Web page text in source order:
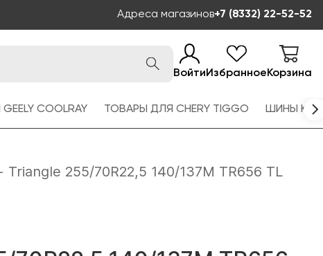
Адреса магазинов+7 (8332) 22-52-52
ВойтиИзбранноеКорзина
COOLRAY ТОВАРЫ ДЛЯ CHERY TIGGO ШИНЫ
Triangle 255/70R22,5 140/137M TR656 TL